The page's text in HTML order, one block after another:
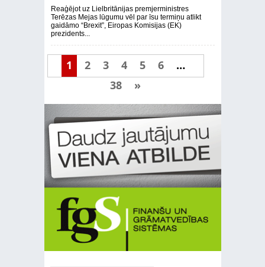
Reaģējot uz Lielbritānijas premjerministres
Terēzas Mejas lūgumu vēl par īsu termiņu atlikt
gaidāmo “Brexit”, Eiropas Komisijas (EK)
prezidents...
1 2 3 4 5 6
…
38
»